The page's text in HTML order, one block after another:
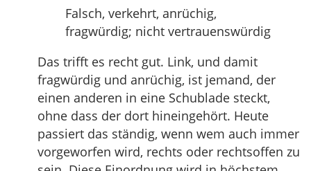
Falsch, verkehrt, anrüchig,
fragwürdig; nicht vertrauenswürdig
Das trifft es recht gut. Link, und damit
fragwürdig und anrüchig, ist jemand, der
einen anderen in eine Schublade steckt,
ohne dass der dort hineingehört. Heute
passiert das ständig, wenn wem auch immer
vorgeworfen wird, rechts oder rechtsoffen zu